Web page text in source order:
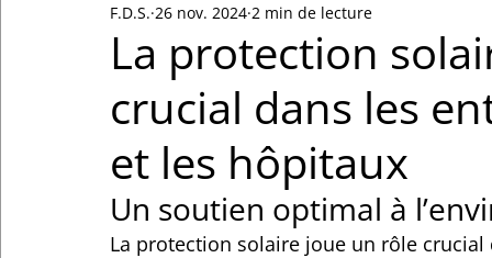
La protection
crucial dans les
et les hôpitaux
F.D.S. 26 nov. 2024 2 min de lecture
Un soutien optimal à
La protection solaire joue un rôle